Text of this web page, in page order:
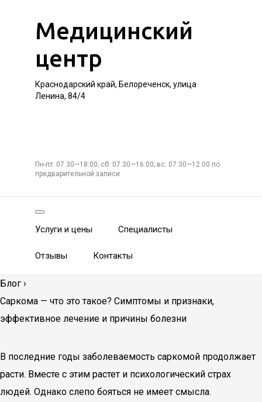
Медицинский
центр
Краснодарский край, Белореченск, улица
Ленина, 84/4
Пн-пт: 07:30—18:00; сб: 07:30—16:00; вс: 07:30—12:00 по
предварительной записи
Услуги и цены Специалисты
Отзывы Контакты
Блог ›
Саркома — что это такое? Симптомы и признаки,
эффективное лечение и причины болезни
В последние годы заболеваемость саркомой продолжает
расти. Вместе с этим растет и психологический страх
людей. Однако слепо бояться не имеет смысла.